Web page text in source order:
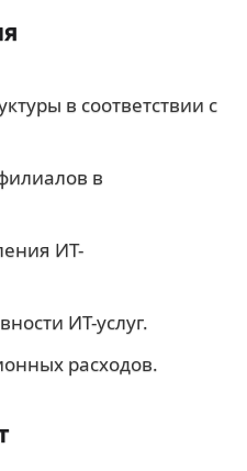
в соответствии с
в
ИТ-
ИТ-услуг.
расходов.